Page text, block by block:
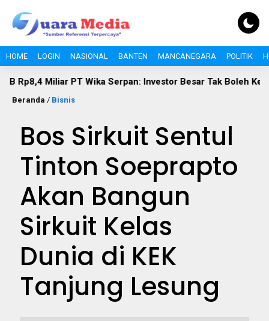
HOME LOGIN NASIONAL BANTEN MANCANEGARA POLITIK
PT Wika Serpan: Investor Besar Tak Boleh Kebal Pajak
Beranda / Bisnis
Bos Sirkuit Sentul
Tinton Soeprapto
Akan Bangun
Sirkuit Kelas
Dunia di KEK
Tanjung Lesung